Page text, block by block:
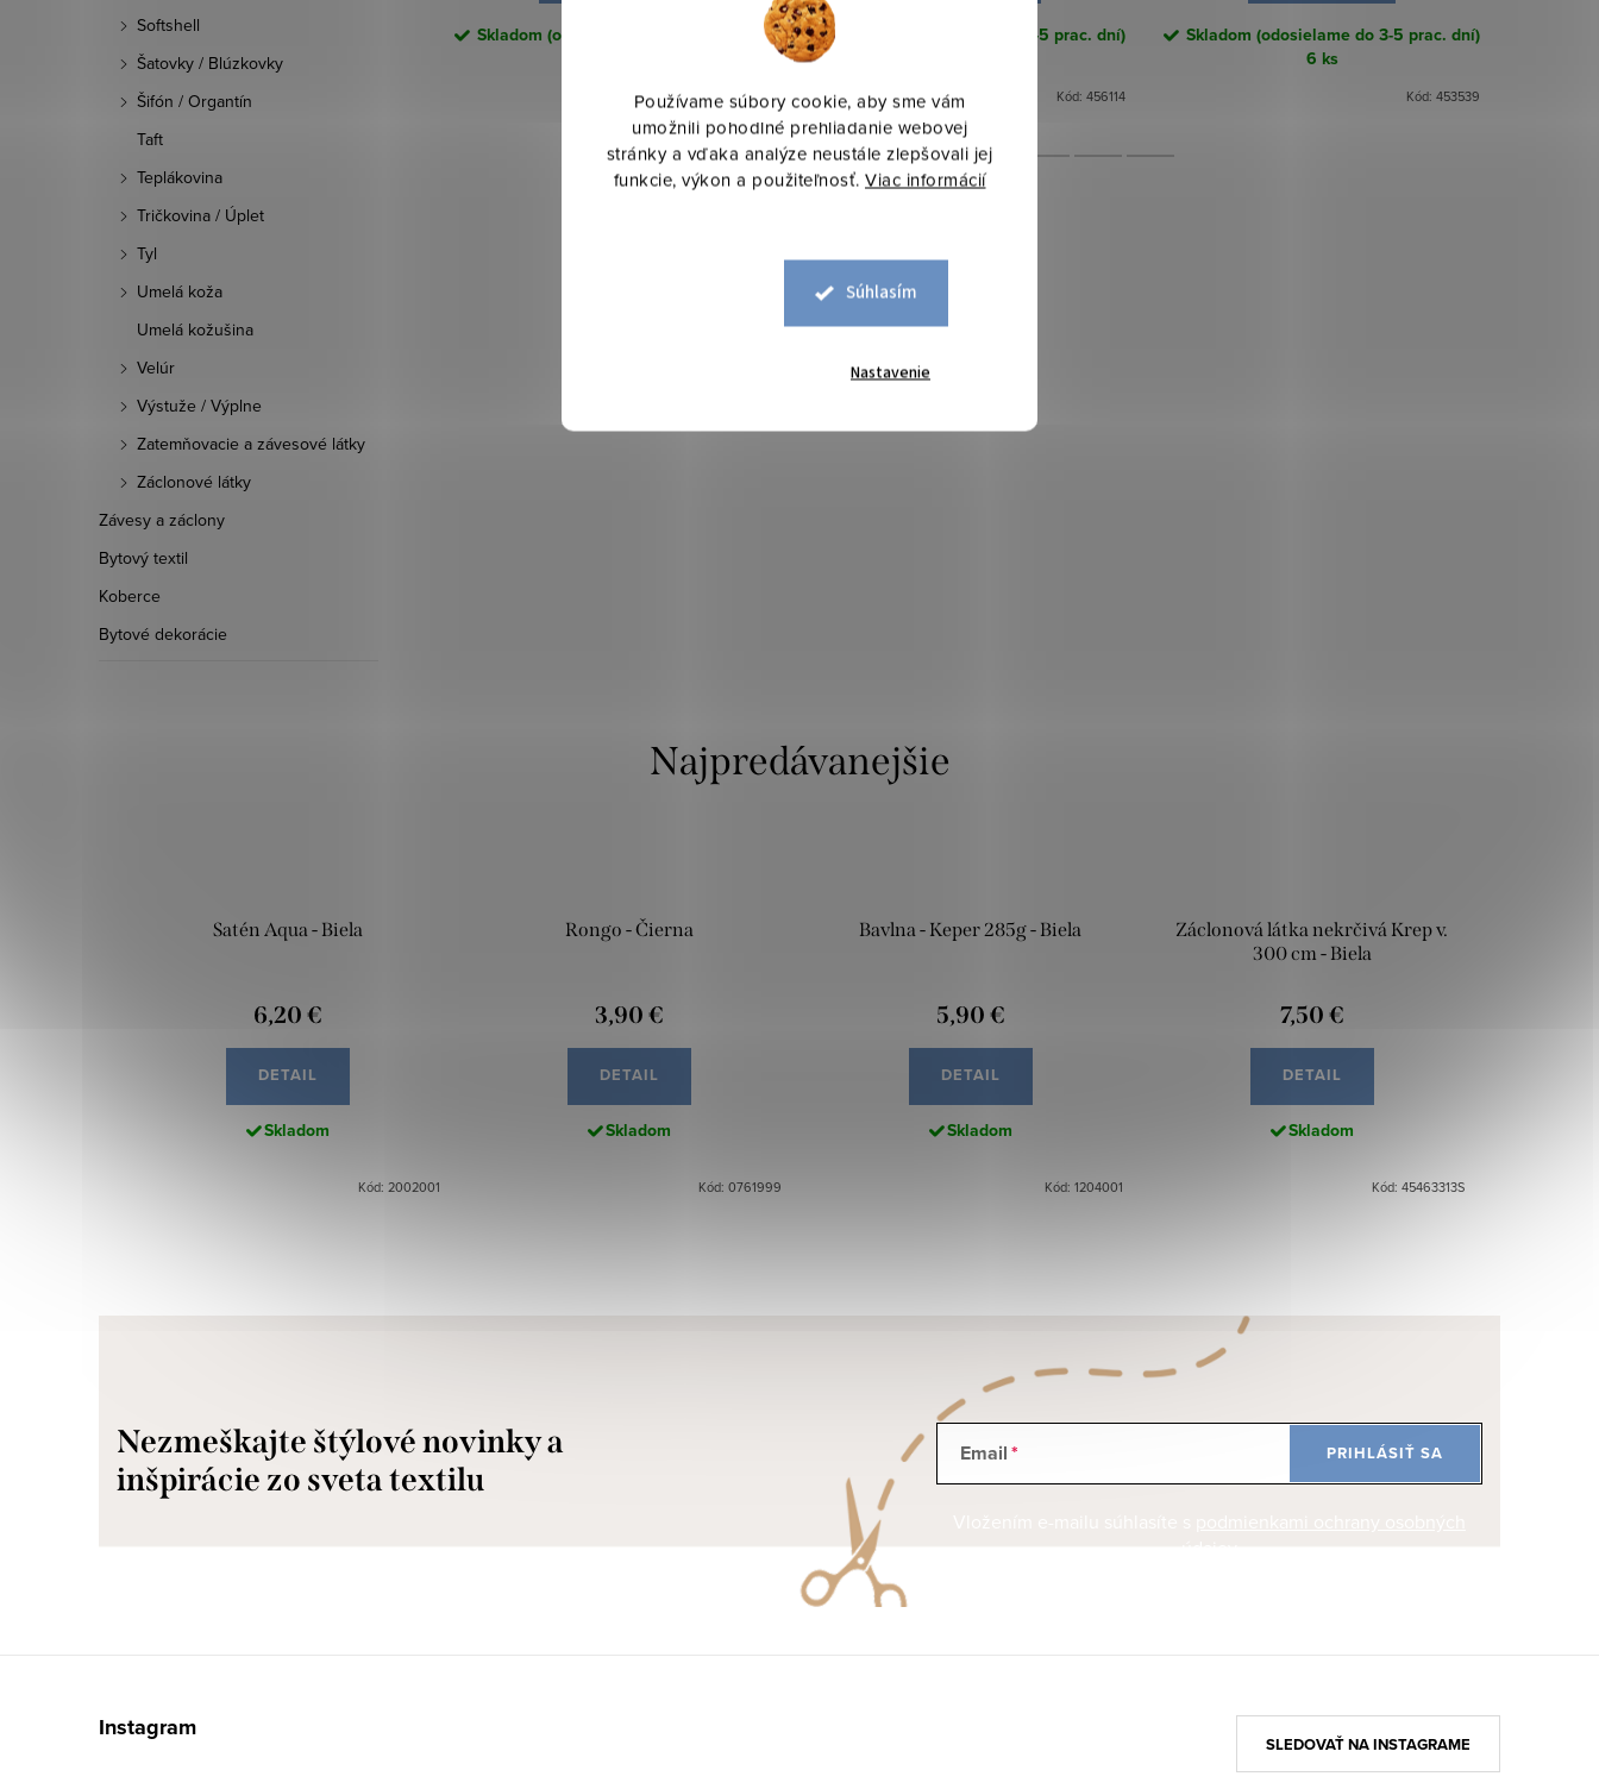
Používame súbory cookie, aby sme vám
umožnili pohodlné prehliadanie webovej
stránky a vďaka analýze neustále zlepšovali jej
funkcie, výkon a použiteľnosť. Viac informácií
Súhlasím
Nastavenie
Softshell
Šatovky / Blúzkovky
Šifón / Organtín
Taft
Teplákovina
Tričkovina / Úplet
Tyl
Umelá koža
Umelá kožušina
Velúr
Výstuže / Výplne
Zatemňovacie a závesové látky
Záclonové látky
Závesy a záclony
Bytový textil
Koberce
Bytové dekorácie
Skladom (odosielame do 3-5 prac. dní)
100 ks
Skladom (odosielame do 3-5 prac. dní)
Kód: 456027
Skladom (odosielame do 3-5 prac. dní)
Kód: 456114
Skladom (odosielame do 3-5 prac. dní)
6 ks
Kód: 453539
Najpredávanejšie
Satén Aqua - Biela
6,20 €
DETAIL
Skladom
Kód: 2002001
Rongo - Čierna
3,90 €
DETAIL
Skladom
Kód: 0761999
Bavlna - Keper 285g - Biela
5,90 €
DETAIL
Skladom
Kód: 1204001
Záclonová látka nekrčivá Krep v.
300 cm - Biela
7,50 €
DETAIL
Skladom
Kód: 45463313S
Nezmeškajte štýlové novinky a
inšpirácie zo sveta textilu
Email PRIHLÁSIŤ SA
Instagram
SLEDOVAŤ NA INSTAGRAME